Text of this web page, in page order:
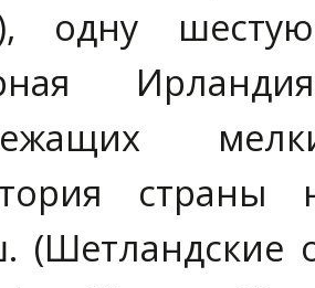
одну
страны
(Шетландские